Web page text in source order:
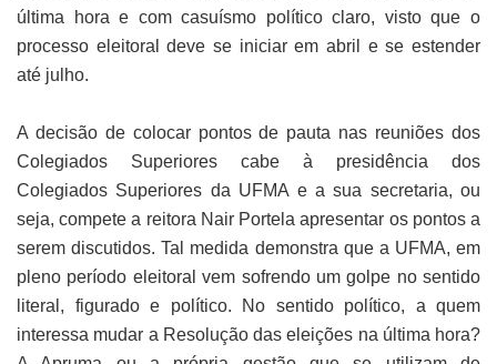
última hora e com casuísmo político claro, visto que o
processo eleitoral deve se iniciar em abril e se estender
até julho.
A decisão de colocar pontos de pauta nas reuniões dos
Colegiados Superiores cabe à presidência dos
Colegiados Superiores da UFMA e a sua secretaria, ou
seja, compete a reitora Nair Portela apresentar os pontos a
serem discutidos. Tal medida demonstra que a UFMA, em
pleno período eleitoral vem sofrendo um golpe no sentido
literal, figurado e político. No sentido político, a quem
interessa mudar a Resolução das eleições na última hora?